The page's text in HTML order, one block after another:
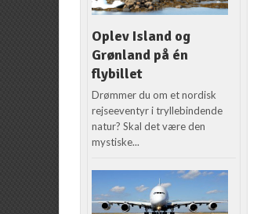
Oplev Island og
Grønland på én
flybillet
Drømmer du om et nordisk
rejseeventyr i tryllebindende
natur? Skal det være den
mystiske...